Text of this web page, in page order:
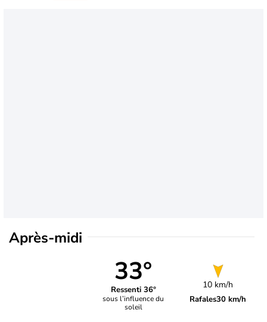
Après-midi
33°
Ressenti 36°
sous l’influence du
soleil
10 km/h
Rafales30 km/h